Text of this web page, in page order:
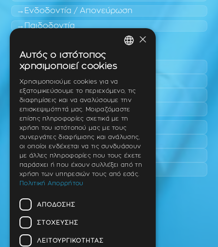
Ενδοδοντία / Απονεύρωση
Παιδοδοντία
Πυλαία
Τριάδι
Νέο Ρύσιο
Επανομή
Περαία
Καλαμαριά
Πανόραμα
Χαριλάου
Ταβάκη – Θ. Λίτσα 10 (γωνία),
Θέρμη – Θεσσαλονίκη
T.K 57001
×
Αυτός ο ιστότοπος
χρησιμοποιεί cookies
Χρησιμοποιούμε cookies για να
εξατομικεύσουμε το περιεχόμενο, τις
διαφημίσεις και να αναλύσουμε την
επισκεψιμότητά μας. Μοιραζόμαστε
επίσης πληροφορίες σχετικά με τη
χρήση του ιστότοπού μας με τους
συνεργάτες διαφήμισης και ανάλυσης,
οι οποίοι ενδέχεται να τις συνδυάσουν
με άλλες πληροφορίες που τους έχετε
παράσχει ή που έχουν συλλέξει από τη
χρήση των υπηρεσιών τους από εσάς.
Πολιτική Απορρήτου
ΑΠΌΔΟΣΗΣ
ΣΤΌΧΕΥΣΗΣ
ΛΕΙΤΟΥΡΓΙΚΌΤΗΤΑΣ